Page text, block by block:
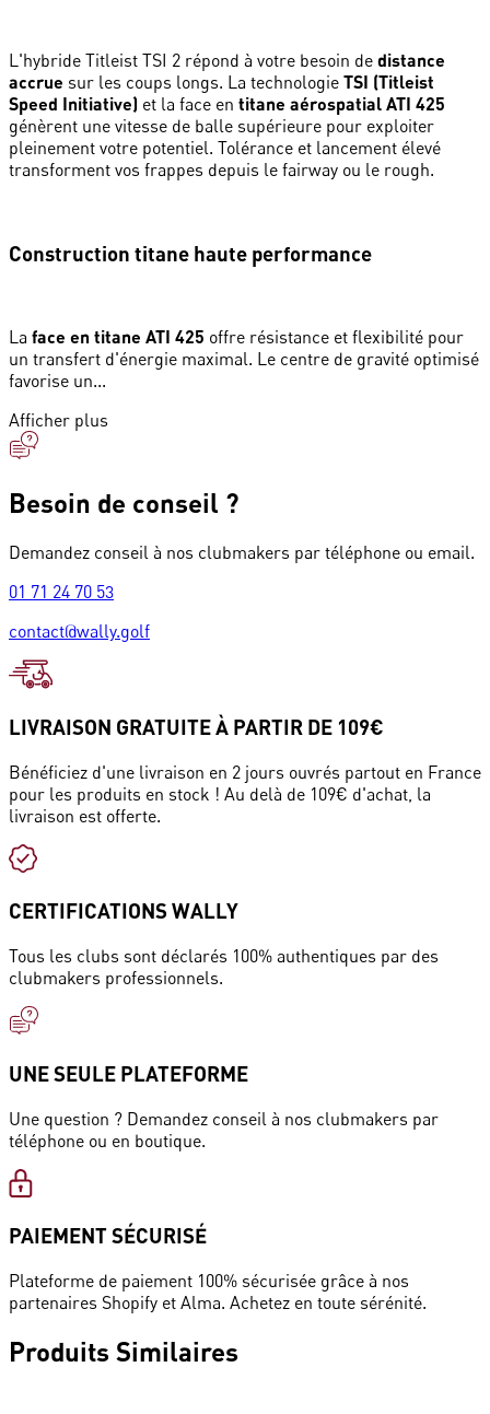
L'hybride Titleist TSI 2 répond à votre besoin de distance
accrue sur les coups longs. La technologie TSI (Titleist
Speed Initiative) et la face en titane aérospatial ATI 425
génèrent une vitesse de balle supérieure pour exploiter
pleinement votre potentiel. Tolérance et lancement élevé
transforment vos frappes depuis le fairway ou le rough.
Construction titane haute performance
La face en titane ATI 425 offre résistance et flexibilité pour
un transfert d'énergie maximal. Le centre de gravité optimisé
favorise un...
Afficher plus
Besoin de conseil ?
Demandez conseil à nos clubmakers par téléphone ou email.
01 71 24 70 53
contact@wally.golf
LIVRAISON GRATUITE À PARTIR DE 109€
Bénéficiez d'une livraison en 2 jours ouvrés partout en France
pour les produits en stock ! Au delà de 109€ d'achat, la
livraison est offerte.
CERTIFICATIONS WALLY
Tous les clubs sont déclarés 100% authentiques par des
clubmakers professionnels.
UNE SEULE PLATEFORME
Une question ? Demandez conseil à nos clubmakers par
téléphone ou en boutique.
PAIEMENT SÉCURISÉ
Plateforme de paiement 100% sécurisée grâce à nos
partenaires Shopify et Alma. Achetez en toute sérénité.
Produits Similaires